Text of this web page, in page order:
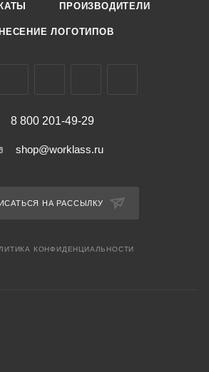
ПРОИЗВОДИТЕЛИ
ЛОГОТИПОВ
8 800 201-49-29
shop@worklass.ru
НА РАССЫЛКУ
КОНФИДЕНЦИАЛЬНОСТИ